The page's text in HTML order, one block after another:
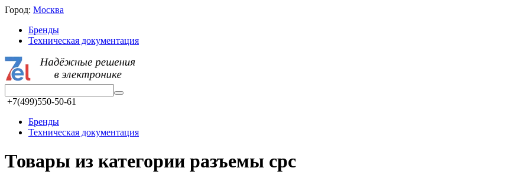
Город: Москва
Бренды
Техническая документация
+7(499)550-50-61
Бренды
Техническая документация
Товары из категории разъeмы cpc